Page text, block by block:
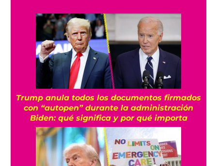
Trump anula todos los documentos firmados
con “autopen” durante la administración
Biden: qué significa y por qué importa